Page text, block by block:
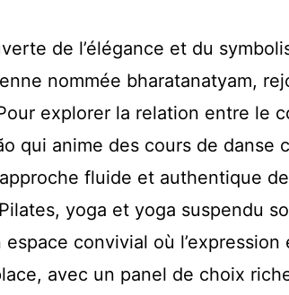
de l’élégance et du
nommée bharatanatyam,
explorer la relation entre le
qui anime des cours de danse
approche fluide et authentique
yoga et yoga suspendu
espace convivial où
avec un panel de choix